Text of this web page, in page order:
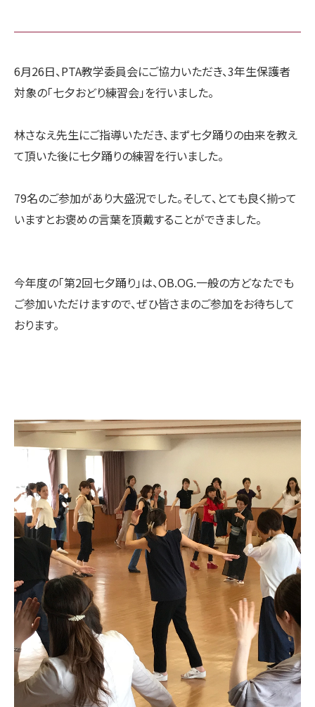
6月26日、PTA教学委員会にご協力いただき、3年生保護者
対象の「七夕おどり練習会」を行いました。
林さなえ先生にご指導いただき、 まず七夕踊りの由来を教え
て頂いた後に七夕踊りの練習を行いました。
79名のご参加があり大盛況でした。そして、 とても良く揃って
いますとお褒めの言葉を頂戴することができました。
今年度の「第2回七夕踊り」は、OB.OG.一般の方どなたでも
ご参加いただけますので、ぜひ皆さまのご参加をお待ちして
おります。